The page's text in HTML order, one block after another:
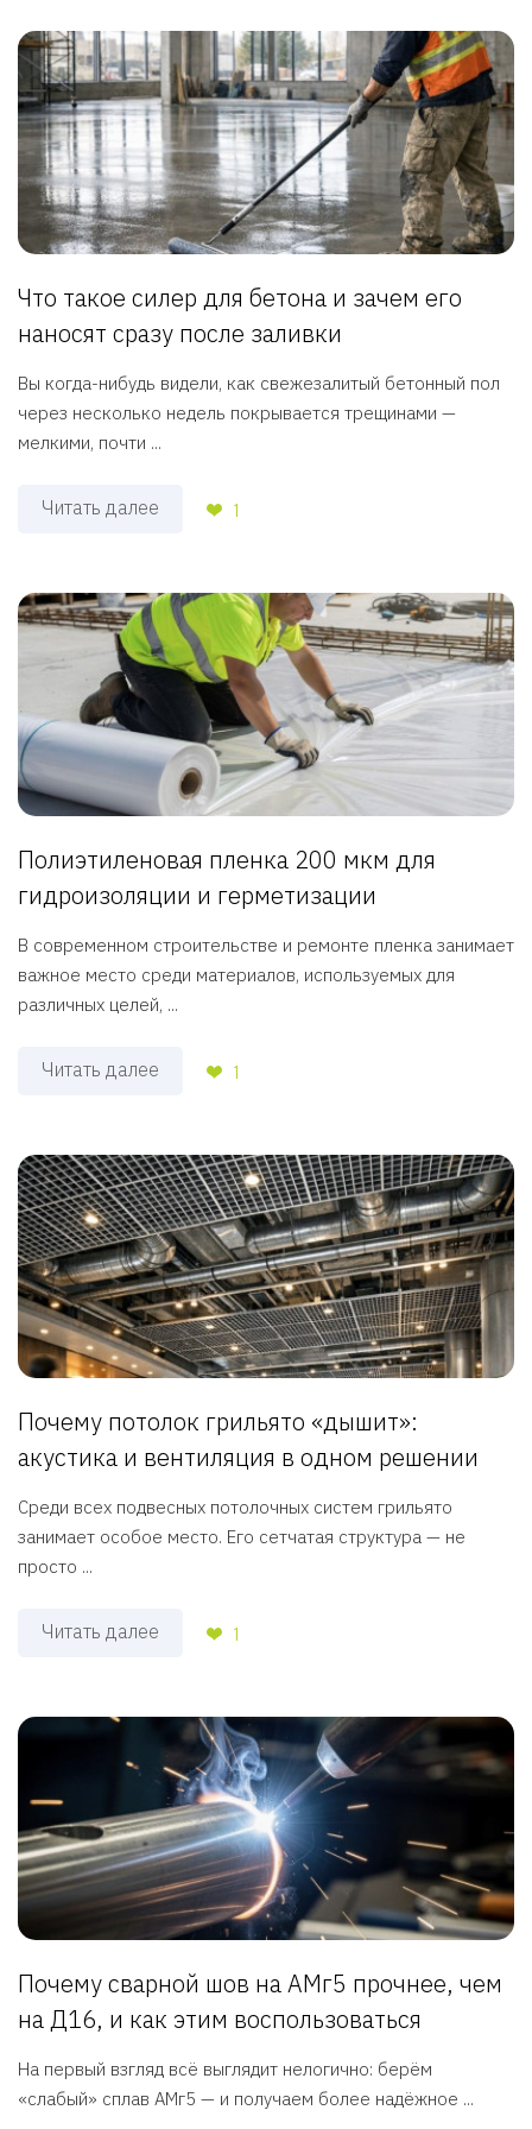
Что такое силер для бетона и зачем его
наносят сразу после заливки
Вы когда-нибудь видели, как свежезалитый бетонный пол
через несколько недель покрывается трещинами —
мелкими, почти ...
Читать далее 1
Полиэтиленовая пленка 200 мкм для
гидроизоляции и герметизации
В современном строительстве и ремонте пленка занимает
важное место среди материалов, используемых для
различных целей, ...
Читать далее 1
Почему потолок грильято «дышит»:
акустика и вентиляция в одном решении
Среди всех подвесных потолочных систем грильято
занимает особое место. Его сетчатая структура — не
просто ...
Читать далее 1
Почему сварной шов на АМг5 прочнее, чем
на Д16, и как этим воспользоваться
На первый взгляд всё выглядит нелогично: берём
«слабый» сплав АМг5 — и получаем более надёжное ...